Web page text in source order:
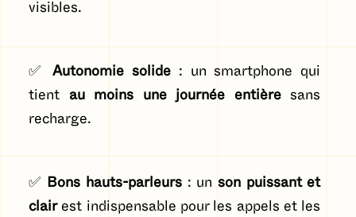
visibles.
✅ Autonomie solide: un smartphone qui
tient au moins une journée entièresans
recharge.
✅ Bons hauts-parleurs : unson puissant et
clairest indispensable pour les appels et les